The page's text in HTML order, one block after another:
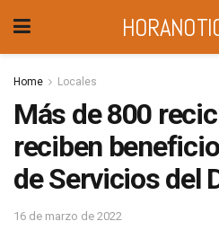
Home Locales
Más de 800
reciben
de Servicios del
16 de marzo de 2022